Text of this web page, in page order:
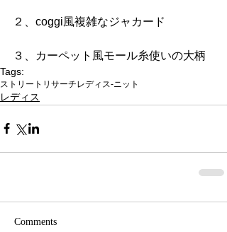
２、coggi風複雑なジャカード
３、カーペット風モール糸使いの大柄
Tags:
ストリートリサーチレディス-ニット
レディス
Comments